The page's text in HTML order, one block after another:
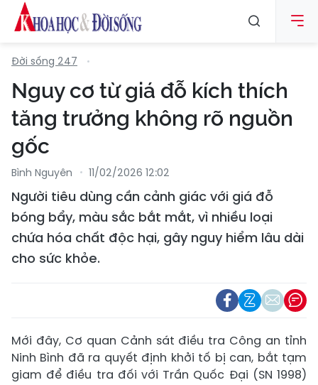
Đời sống 247
Nguy cơ từ giá đỗ kích thích
tăng trưởng không rõ nguồn
gốc
Bình Nguyên 11/02/2026 12:02
Người tiêu dùng cần cảnh giác với giá đỗ
bóng bẩy, màu sắc bắt mắt, vì nhiều loại
chứa hóa chất độc hại, gây nguy hiểm lâu dài
cho sức khỏe.
Mới đây, Cơ quan Cảnh sát điều tra Công an tỉnh
Ninh Bình đã ra quyết định khởi tố bị can, bắt tạm
giam để điều tra đối với Trần Quốc Đại (SN 1998)